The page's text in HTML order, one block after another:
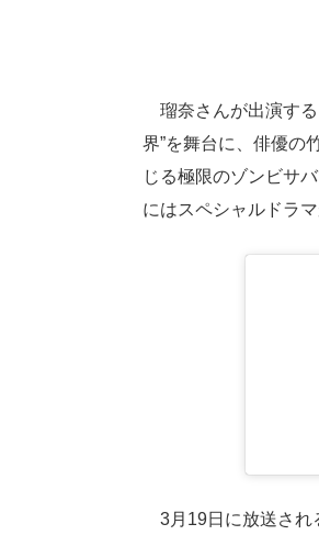
瑠奈さんが出演する
界”を舞台に、俳優の
じる極限のゾンビサ
にはスペシャルドラ
3月19日に放送され